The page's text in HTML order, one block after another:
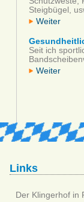
Steigbügel,
Weiter
Seit ich
Weiter
Links
Der Klingerhof in